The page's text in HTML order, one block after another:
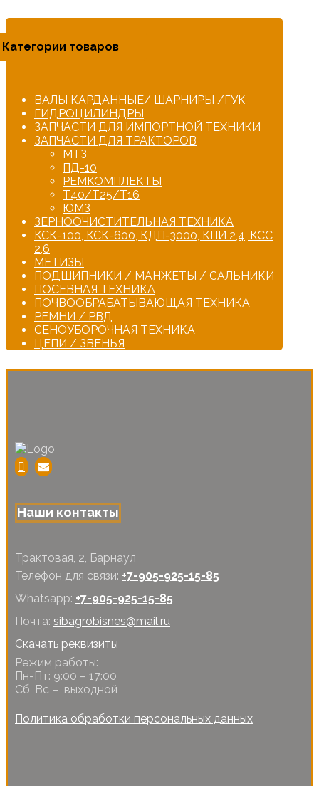
Категории товаров
ВАЛЫ КАРДАННЫЕ/ ШАРНИРЫ /ГУК
ГИДРОЦИЛИНДРЫ
ЗАПЧАСТИ ДЛЯ ИМПОРТНОЙ ТЕХНИКИ
ЗАПЧАСТИ ДЛЯ ТРАКТОРОВ
МТЗ
ПД-10
РЕМКОМПЛЕКТЫ
Т40/Т25/Т16
ЮМЗ
ЗЕРНООЧИСТИТЕЛЬНАЯ ТЕХНИКА
КСК-100, КСК-600, КДП-3000, КПИ 2,4, КСС
2,6
МЕТИЗЫ
ПОДШИПНИКИ / МАНЖЕТЫ / САЛЬНИКИ
ПОСЕВНАЯ ТЕХНИКА
ПОЧВООБРАБАТЫВАЮЩАЯ ТЕХНИКА
РЕМНИ / РВД
СЕНОУБОРОЧНАЯ ТЕХНИКА
ЦЕПИ / ЗВЕНЬЯ
Наши контакты
Трактовая, 2, Барнаул
Телефон для связи: +7-905-925-15-85
Whatsapp: +7-905-925-15-85
Почта: sibagrobisnes@mail.ru
Скачать реквизиты
Режим работы:
Пн-Пт: 9:00 – 17:00
Сб, Вс – выходной
Политика обработки персональных данных